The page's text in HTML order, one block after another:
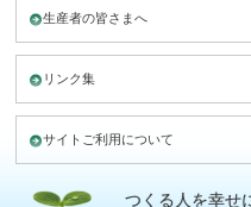
生産者の皆さまへ
リンク集
サイトご利用について
つくる人を幸せ